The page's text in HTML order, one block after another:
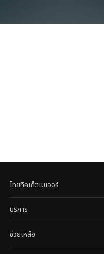
ไทยทิคเก็ตเมเจอร์
บริการ
ช่วยเหลือ